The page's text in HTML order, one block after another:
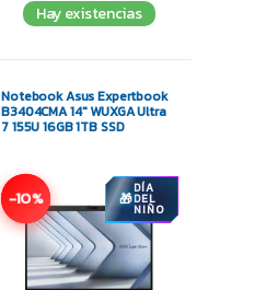
Hay existencias
Notebook Asus Expertbook
B3404CMA 14″ WUXGA Ultra
7 155U 16GB 1TB SSD
-10% DÍA
DEL
NIÑO